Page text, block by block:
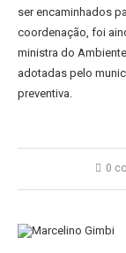
ser encaminhados
coordenação, foi
ministra do
adotadas pelo
preventiva.
0